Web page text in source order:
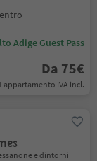
Adige Guest Pass
Da 75€
appartamento IVA incl.
e dintorni